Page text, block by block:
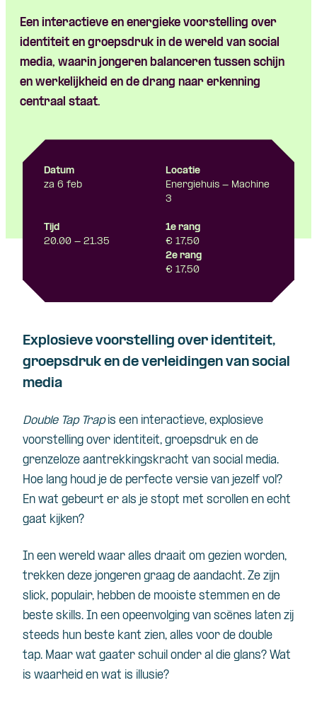
Een interactieve en energieke voorstelling over
identiteit en groepsdruk in de wereld van social
media, waarin jongeren balanceren tussen schijn
en werkelijkheid en de drang naar erkenning
centraal staat.
Datum
za 6 feb
Locatie
Energiehuis - Machine
3
Tijd
20.00 - 21.35
1e rang
€ 17,50
2e rang
€ 17,50
Explosieve voorstelling over identiteit,
groepsdruk en de verleidingen van social
media
Double Tap Trapis een interactieve, explosieve
voorstelling over identiteit, groepsdruk en de
grenzeloze aantrekkingskracht van social media.
Hoe lang houd je de perfecte versie van jezelf vol?
En wat gebeurt er als je stopt met scrollen en echt
gaat kijken?
In een wereld waar alles draait om gezien worden,
trekken deze jongeren graag de aandacht. Ze zijn
slick, populair, hebben de mooiste stemmen en de
beste skills. In een opeenvolging van scènes laten zij
steeds hun beste kant zien, alles voor de double
tap. Maar wat gaater schuil onder al die glans? Wat
is waarheid en wat is illusie?